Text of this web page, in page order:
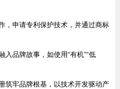
，申请专利保护技术，并通过商标
品牌故事，如使用“有机”“低
筑牢品牌根基，以技术开发驱动产